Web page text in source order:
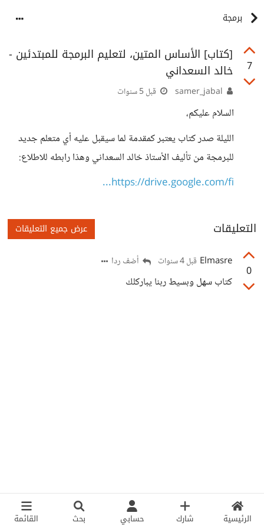
الرئيسية شارك حسابي بحث القائمة
برمجة
7
[كتاب] الأساس المتين، لتعليم البرمجة للمبتدئين -
خالد السعداني
قبل 5 سنوات
السلام عليكم،
الليلة صدر كتاب يعتبر كمقدمة لما سيقبل عليه أي متعلم جديد
للبرمجة من تأليف الأستاذ خالد السعداني وهذا رابطه للاطلاع:
https://drive.google.com/fi...
التعليقات عرض جميع التعليقات
0
Elmasre قبل 4 سنوات أضف ردا
كتاب سهل وبسيط ربنا يباركلك